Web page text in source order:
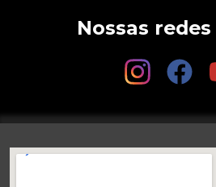
Nossas